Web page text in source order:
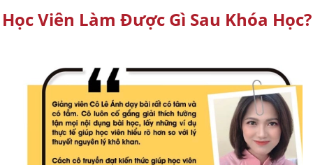
Học Viên Làm Được Gì Sau Khóa Học?